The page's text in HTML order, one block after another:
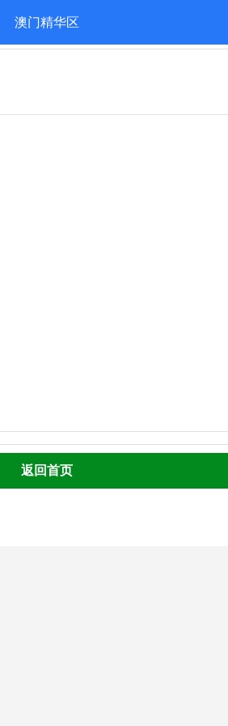
澳门精华区
返回首页